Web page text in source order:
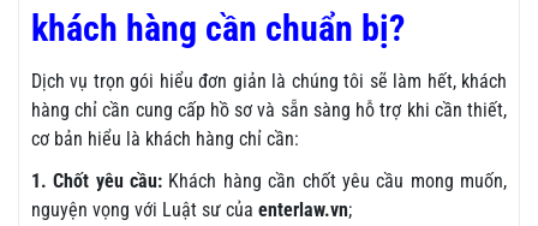
khách hàng cần chuẩn bị?
Dịch vụ trọn gói hiểu đơn giản là chúng tôi sẽ làm hết, khách
hàng chỉ cần cung cấp hồ sơ và sẵn sàng hỗ trợ khi cần thiết,
cơ bản hiểu là khách hàng chỉ cần:
1. Chốt yêu cầu: Khách hàng cần chốt yêu cầu mong muốn,
nguyện vọng với Luật sư của enterlaw.vn;